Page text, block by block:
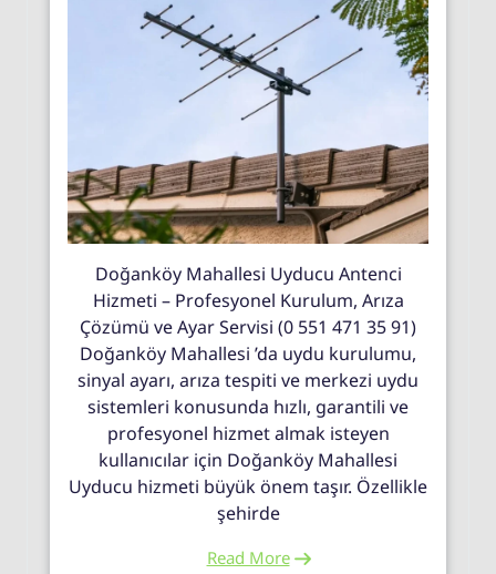
Doğanköy Mahallesi Uyducu Antenci
Hizmeti – Profesyonel Kurulum, Arıza
Çözümü ve Ayar Servisi (0 551 471 35 91)
Doğanköy Mahallesi ’da uydu kurulumu,
sinyal ayarı, arıza tespiti ve merkezi uydu
sistemleri konusunda hızlı, garantili ve
profesyonel hizmet almak isteyen
kullanıcılar için Doğanköy Mahallesi
Uyducu hizmeti büyük önem taşır. Özellikle
şehirde
Read More